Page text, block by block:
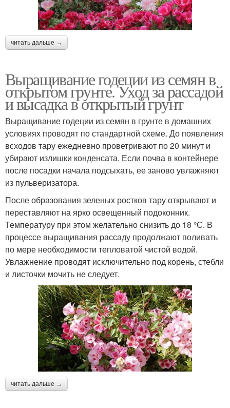
читать дальше →
Выращивание годеции из семян в
открытом грунте. Уход за рассадой
и высадка в открытый грунт
Выращивание годеции из семян в грунте в домашних
условиях проводят по стандартной схеме. До появления
всходов тару ежедневно проветривают по 20 минут и
убирают излишки конденсата. Если почва в контейнере
после посадки начала подсыхать, ее заново увлажняют
из пульверизатора.
После образования зеленых ростков тару открывают и
переставляют на ярко освещенный подоконник.
Температуру при этом желательно снизить до 18 °С. В
процессе выращивания рассаду продолжают поливать
по мере необходимости тепловатой чистой водой.
Увлажнение проводят исключительно под корень, стебли
и листочки мочить не следует.
читать дальше →